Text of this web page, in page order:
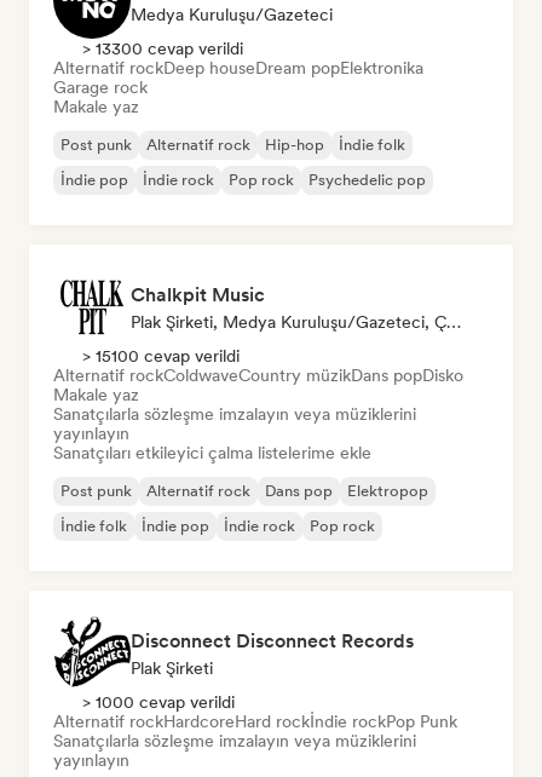
Medya Kuruluşu/Gazeteci
> 13300 cevap verildi
Alternatif rockDeep houseDream popElektronika
Garage rock
Makale yaz
Post punk Alternatif rock Hip-hop
İndie folk
İndie pop
İndie rock Pop rock Psychedelic pop
Chalkpit Music
Plak Şirketi, Medya Kuruluşu/Gazeteci, Çalma Listesi Küratörü
> 15100 cevap verildi
Alternatif rockColdwaveCountry müzikDans popDisko
Makale yaz
Sanatçılarla sözleşme imzalayın veya müziklerini
yayınlayın
Sanatçıları etkileyici çalma listelerime ekle
Post punk Alternatif rock Dans pop
Elektropop
İndie folk
İndie pop İndie rock Pop rock
Disconnect Disconnect Records
Plak Şirketi
> 1000 cevap verildi
Alternatif rockHardcoreHard rockİndie rockPop Punk
Sanatçılarla sözleşme imzalayın veya müziklerini
yayınlayın